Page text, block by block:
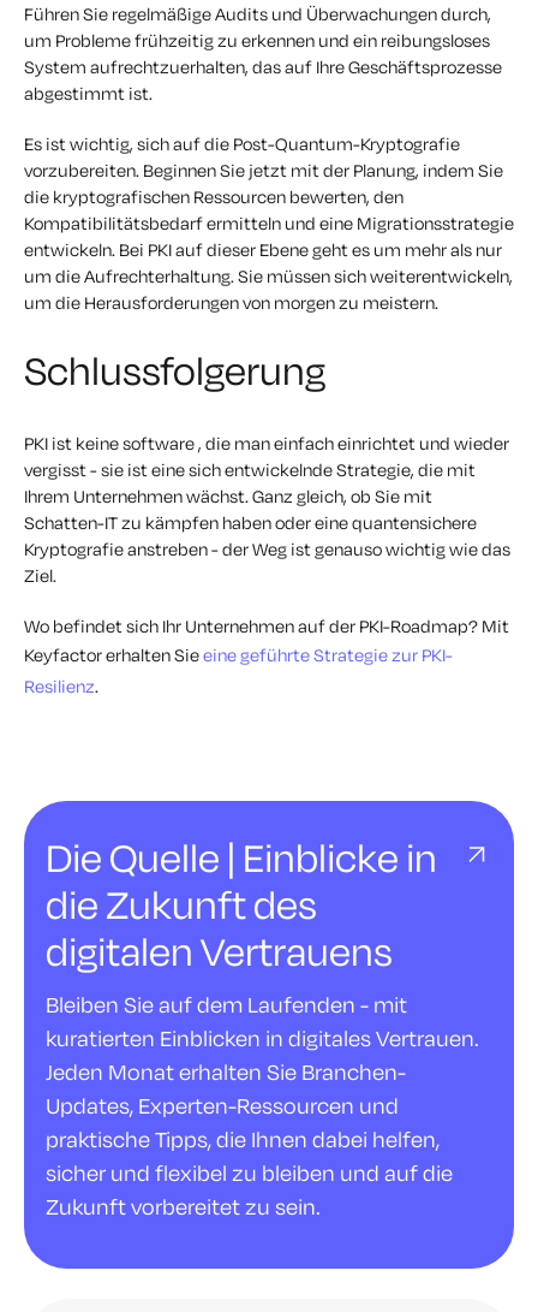
Führen Sie regelmäßige Audits und Überwachungen durch,
um Probleme frühzeitig zu erkennen und ein reibungsloses
System aufrechtzuerhalten, das auf Ihre Geschäftsprozesse
abgestimmt ist.
Es ist wichtig, sich auf die Post-Quantum-Kryptografie
vorzubereiten. Beginnen Sie jetzt mit der Planung, indem Sie
die kryptografischen Ressourcen bewerten, den
Kompatibilitätsbedarf ermitteln und eine Migrationsstrategie
entwickeln. Bei PKI auf dieser Ebene geht es um mehr als nur
um die Aufrechterhaltung. Sie müssen sich weiterentwickeln,
um die Herausforderungen von morgen zu meistern.
Schlussfolgerung
PKI ist keine software , die man einfach einrichtet und wieder
vergisst - sie ist eine sich entwickelnde Strategie, die mit
Ihrem Unternehmen wächst. Ganz gleich, ob Sie mit
Schatten-IT zu kämpfen haben oder eine quantensichere
Kryptografie anstreben - der Weg ist genauso wichtig wie das
Ziel.
Wo befindet sich Ihr Unternehmen auf der PKI-Roadmap? Mit
Keyfactor erhalten Sieeine geführte Strategie zur PKI-
Resilienz.
Die Quelle | Einblicke in
die Zukunft des
digitalen Vertrauens
Bleiben Sie auf dem Laufenden - mit
kuratierten Einblicken in digitales Vertrauen.
Jeden Monat erhalten Sie Branchen-
Updates, Experten-Ressourcen und
praktische Tipps, die Ihnen dabei helfen,
sicher und flexibel zu bleiben und auf die
Zukunft vorbereitet zu sein.